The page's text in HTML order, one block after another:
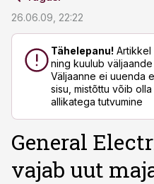
26.06.09, 22:22
Tähelepanu! Artikkel
ning kuulub
Väljaanne ei uuenda
sisu, mistõttu võib
allikatega tutvumine
General
vajab uut